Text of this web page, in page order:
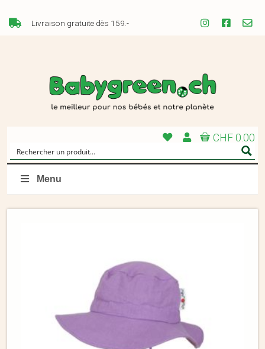
Livraison gratuite dès 159.-
CHF 0.00
Menu